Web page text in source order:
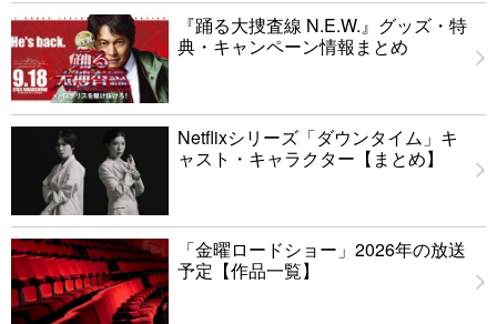
『踊る大捜査線 N.E.W.』グッズ・特
典・キャンペーン情報まとめ
Netflixシリーズ「ダウンタイム」キ
ャスト・キャラクター【まとめ】
「金曜ロードショー」2026年の放送
予定【作品一覧】